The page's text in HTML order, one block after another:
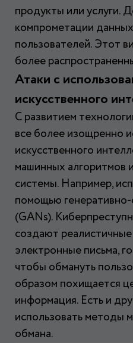
продукты или услуги.
компрометации
пользователей. Этот
более
Атаки с
искусственного
С развитием
все более изощренно
искусственного
машинных алгоритмов
системы. Например,
помощью
(GANs).
создают
электронные письма,
чтобы обмануть
образом похищается
информация. Есть и
использовать методы
обмана.